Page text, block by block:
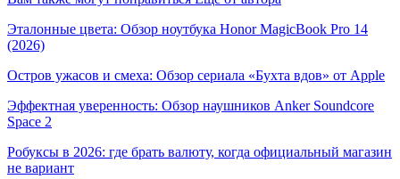
Эталонные цвета: Обзор ноутбука Honor MagicBook Pro 14
(2026)
Остров ужасов и смеха: Обзор сериала «Бухта вдов» от Apple
Эффектная уверенность: Обзор наушников Anker Soundcore
Space 2
Робуксы в 2026: где брать валюту, когда официальный магазин
не вариант